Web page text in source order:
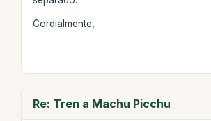
Cordialmente,
Re: Tren a Machu Picchu